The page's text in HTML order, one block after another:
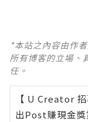
*本站之內容由作
所有博客的立場、
任。
【 U Creator 招
出Post賺現金